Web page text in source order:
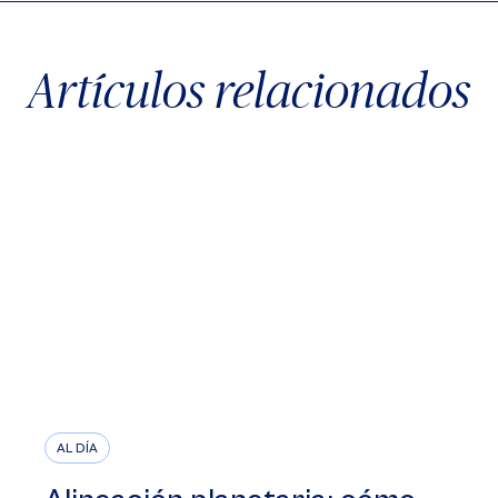
Artículos relacionados
AL DÍA